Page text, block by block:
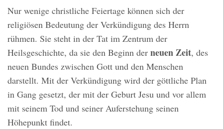
Nur wenige christliche Feiertage können sich der
religiösen Bedeutung der Verkündigung des Herrn
rühmen. Sie steht in der Tat im Zentrum der
Heilsgeschichte, da sie den Beginn der neuen Zeit, des
neuen Bundes zwischen Gott und den Menschen
darstellt. Mit der Verkündigung wird der göttliche Plan
in Gang gesetzt, der mit der Geburt Jesu und vor allem
mit seinem Tod und seiner Auferstehung seinen
Höhepunkt findet.